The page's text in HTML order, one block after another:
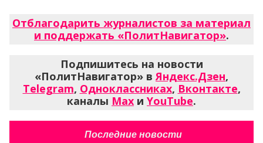
Отблагодарить журналистов за материал
и поддержать «ПолитНавигатор».
Подпишитесь на новости
«ПолитНавигатор» вЯндекс.Дзен,
Telegram, Одноклассниках, Вконтакте,
каналы Max и YouTube.
Последние новости